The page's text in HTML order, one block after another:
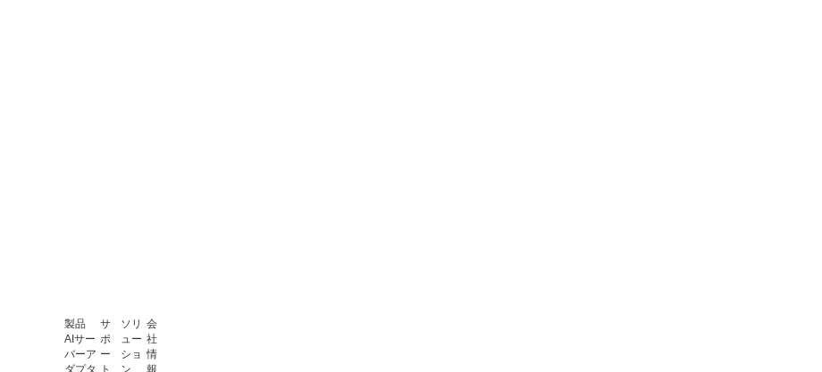
製品
AIサー
バーア
ダプタ
サ
ポ
ー
ト
ソリ
ュー
ショ
ン
会
社
情
報